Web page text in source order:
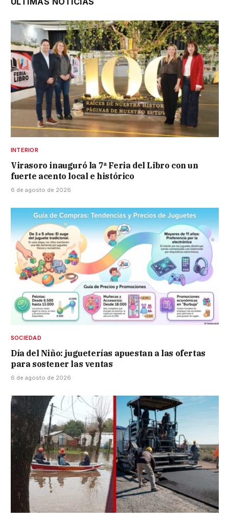
INTERIOR
Virasoro inauguró la 7ª Feria del Libro con un
fuerte acento local e histórico
6 de agosto de 2026
SOCIEDAD
Día del Niño: jugueterías apuestan a las ofertas
para sostener las ventas
6 de agosto de 2026